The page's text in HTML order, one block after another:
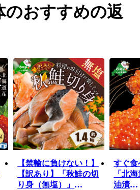
など、オンリーワンの景色と体験
、北海道を、日本を元気にしてい
願いします！
のおすすめの返
【禁輸に負けない！】
【訳あり】「秋鮭の切
り身（無塩）」
すぐ食
「北
油漬